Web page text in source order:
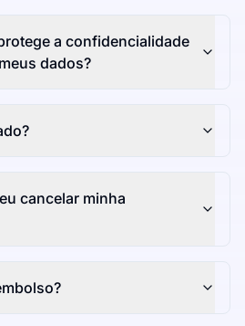
a confidencialidade
dados?
cancelar minha